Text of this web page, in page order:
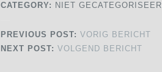
CATEGORY: NIET
PREVIOUS POST: VORIG BERICHT
NEXT POST: VOLGEND BERICHT